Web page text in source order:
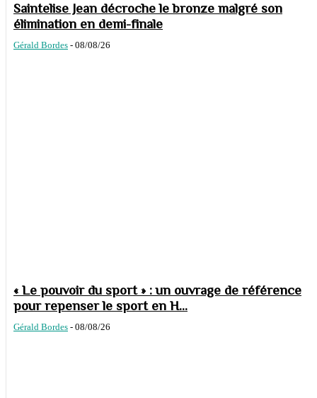
Saintelise Jean décroche le bronze malgré son
élimination en demi-finale
Gérald Bordes - 08/08/26
« Le pouvoir du sport » : un ouvrage de référence
pour repenser le sport en H...
Gérald Bordes - 08/08/26